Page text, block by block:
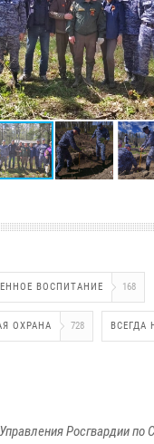
ВОСПИТАНИЕ 168
ОХРАНА 728 ВСЕГДА
Росгвардии по